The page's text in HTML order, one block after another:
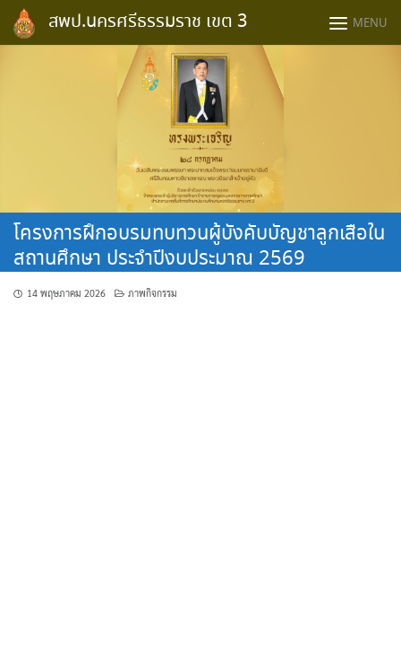
content
สพป.นครศรีธรรมราช เขต 3 MENU
โครงการฝึกอบรมทบทวนผู้บังคับบัญชาลูกเสือใน
สถานศึกษา ประจำปีงบประมาณ 2569
14 พฤษภาคม 2026 ภาพกิจกรรม